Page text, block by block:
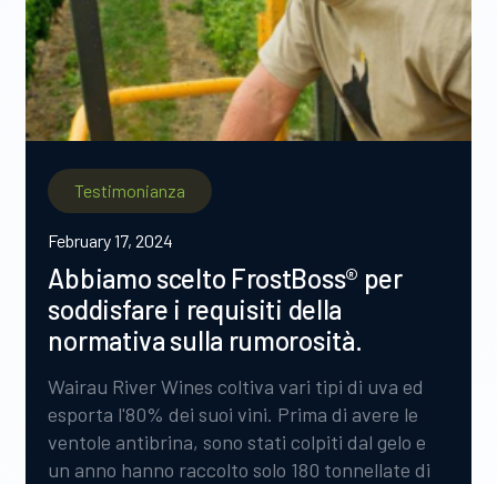
Testimonianza
February 17, 2024
Abbiamo scelto FrostBoss® per
soddisfare i requisiti della
normativa sulla rumorosità.
Wairau River Wines coltiva vari tipi di uva ed
esporta l'80% dei suoi vini. Prima di avere le
ventole antibrina, sono stati colpiti dal gelo e
un anno hanno raccolto solo 180 tonnellate di